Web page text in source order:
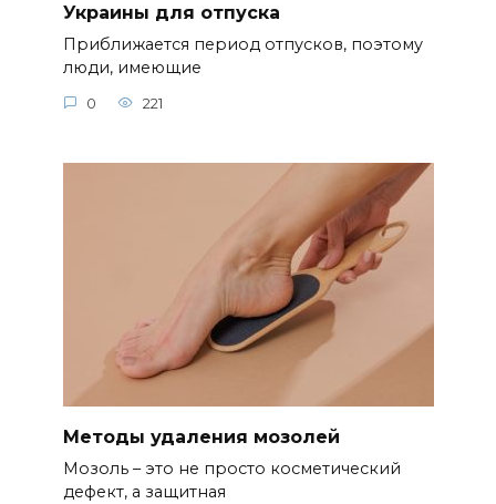
Украины для отпуска
Приближается период отпусков, поэтому
люди, имеющие
0 221
Методы удаления мозолей
Мозоль – это не просто косметический
дефект, а защитная